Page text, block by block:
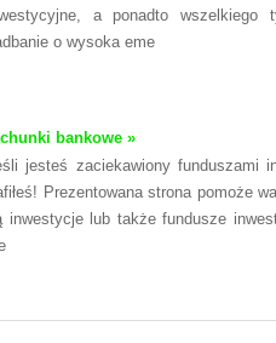
a ponadto wszelkiego
o wysoka eme
bankowe »
jesteś zaciekawiony funduszami
Prezentowana strona pomoże
inwestycje lub także fundusze